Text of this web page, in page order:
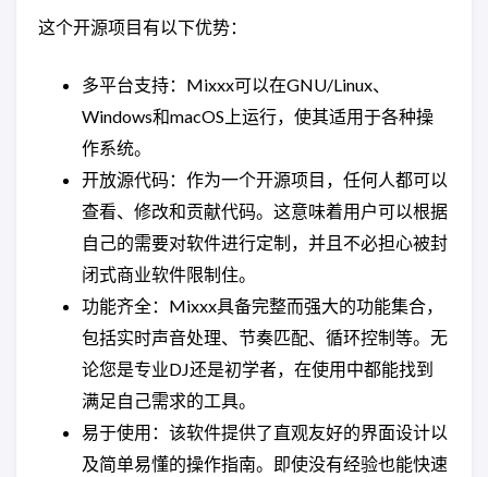
这个开源项目有以下优势：
多平台支持：Mixxx可以在GNU/Linux、
Windows和macOS上运行，使其适用于各种操
作系统。
开放源代码：作为一个开源项目，任何人都可以
查看、修改和贡献代码。这意味着用户可以根据
自己的需要对软件进行定制，并且不必担心被封
闭式商业软件限制住。
功能齐全：Mixxx具备完整而强大的功能集合，
包括实时声音处理、节奏匹配、循环控制等。无
论您是专业DJ还是初学者，在使用中都能找到
满足自己需求的工具。
易于使用：该软件提供了直观友好的界面设计以
及简单易懂的操作指南。即使没有经验也能快速